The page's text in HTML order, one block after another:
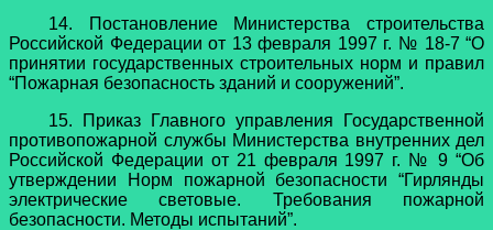
14. Постановление Министерства строительства
Российской Федерации от 13 февраля 1997 г. № 18-7 “О
принятии государственных строительных норм и правил
“Пожарная безопасность зданий и сооружений”.
15. Приказ Главного управления Государственной
противопожарной службы Министерства внутренних дел
Российской Федерации от 21 февраля 1997 г. № 9 “Об
утверждении Норм пожарной безопасности “Гирлянды
электрические световые. Требования пожарной
безопасности. Методы испытаний”.